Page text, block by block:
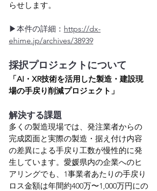
らせします。
▶︎本件の詳細： https://dx-
ehime.jp/archives/38939
採択プロジェクトについて
「AI・XR技術を活用した製造・建設現
場の手戻り削減プロジェクト」
解決する課題
多くの製造現場では、発注業者からの
完成図面と実際の製造・据え付け内容
の差異による手戻り工数が慢性的に発
生しています。愛媛県内の企業へのヒ
アリングでも、1事業者あたりの手戻り
ロス金額は年間約400万〜1,000万円にの